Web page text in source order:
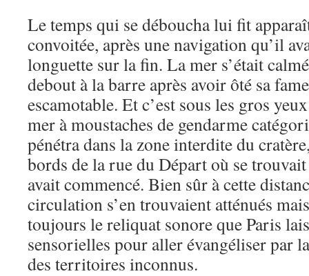
Le temps qui se déboucha lui fit
convoitée, après une navigation qu’il
longuette sur la fin. La mer s’était
debout à la barre après avoir ôté sa
escamotable. Et c’est sous les gros
mer à moustaches de gendarme
pénétra dans la zone interdite du
bords de la rue du Départ où se
avait commencé. Bien sûr à cette
circulation s’en trouvaient atténués
toujours le reliquat sonore que Paris
sensorielles pour aller évangéliser par
des territoires inconnus.